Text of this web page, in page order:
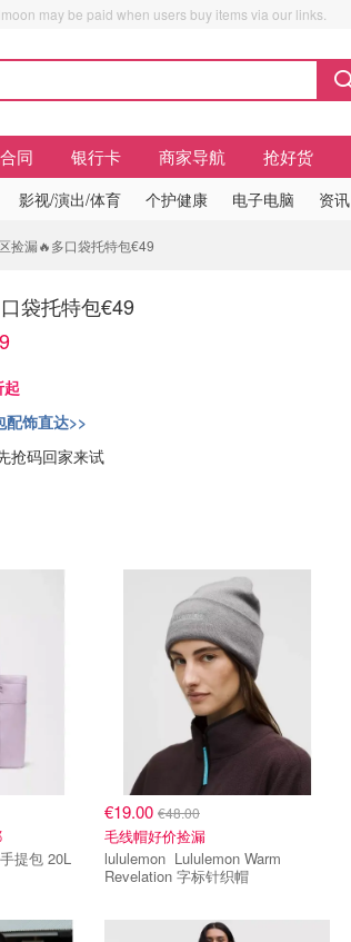
may be paid when users buy items via our links.
同 银行卡 商家导航 抢好货
影视/演出/体育 个护健康 电子电脑 资讯
捡漏🔥多口袋托特包€49
袋托特包€49
配饰直达>>
抢码回家来试
袋手提包 20L
€19.00 €48.00
毛线帽好价捡漏
lululemon Lululemon Warm
Revelation 字标针织帽